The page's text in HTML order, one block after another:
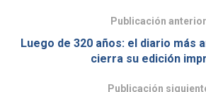
Publicación anterior
Luego de 320 años: el diario más
cierra su edición
Publicación